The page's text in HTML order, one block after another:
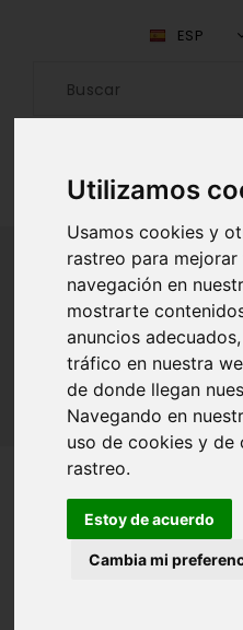
Utilizamos
Usamos cookies y
rastreo para
navegación en
mostrarte
anuncios
tráfico en nuestra
de donde llegan
Navegando en
uso de cookies y de
rastreo.
Estoy de acuerdo
Cambia mi
ESP
Inicio Amigos